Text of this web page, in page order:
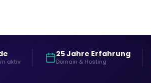
aktiv
25 Jahre Erfahrung
Domain & Hosting